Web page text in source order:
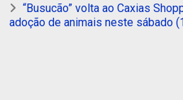
“Busucão” volta ao Caxias
adoção de animais neste sábado